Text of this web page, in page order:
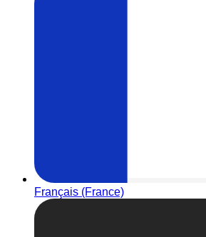
Français (France)